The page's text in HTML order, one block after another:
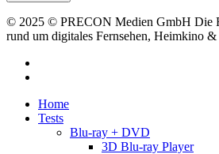
© 2025 © PRECON Medien GmbH Die
rund um digitales Fernsehen, Heimkino
Close
Menu
Home
Tests
Blu-ray + DVD
3D Blu-ray Player